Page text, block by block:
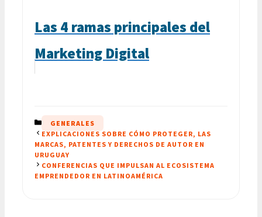
Las 4 ramas principales del
Marketing Digital
CATEGORÍAS
GENERALES
EXPLICACIONES SOBRE CÓMO PROTEGER, LAS
MARCAS, PATENTES Y DERECHOS DE AUTOR EN
URUGUAY
CONFERENCIAS QUE IMPULSAN AL ECOSISTEMA
EMPRENDEDOR EN LATINOAMÉRICA